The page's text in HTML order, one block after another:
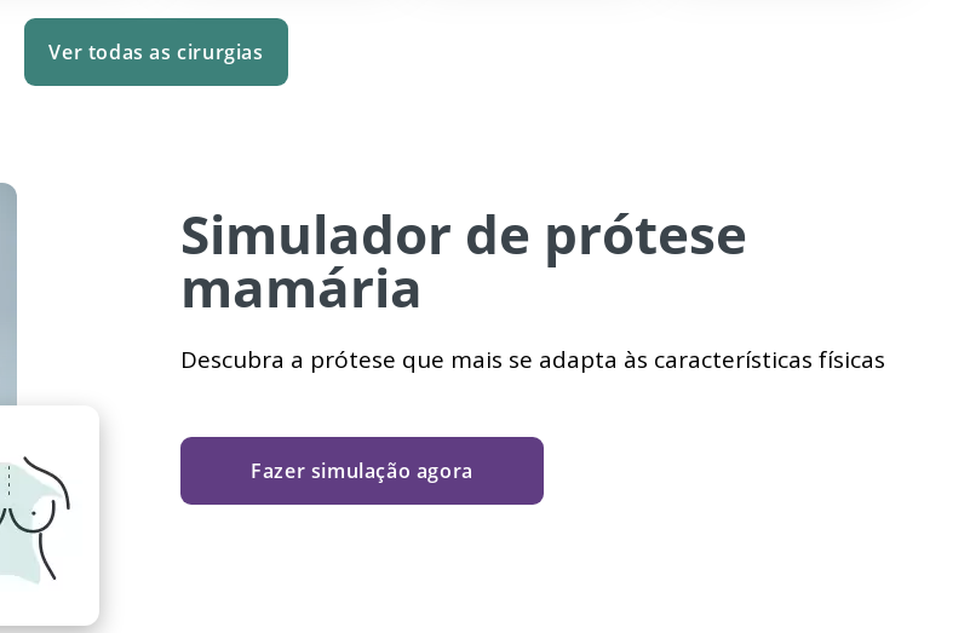
Ver todas as cirurgias
Simulador de prótese
mamária
Descubra a prótese que mais se adapta às características físicas
Fazer simulação agora